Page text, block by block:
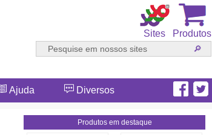
Produtos
Sites
Ajuda Diversos
Produtos em destaque